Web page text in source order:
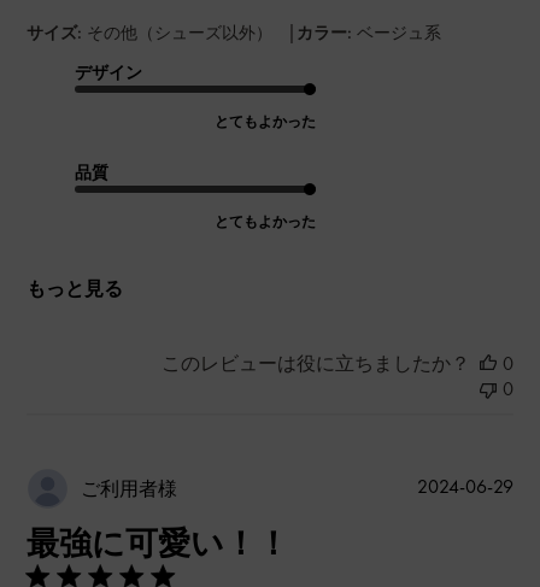
サイズ: その他（シューズ以外） | カラー: ベージュ系
デザイン
とてもよかった
品質
とてもよかった
もっと見る
このレビューは役に立ちましたか？
0
0
ご利用者様
最強に可愛い！！
公
2024-06-29